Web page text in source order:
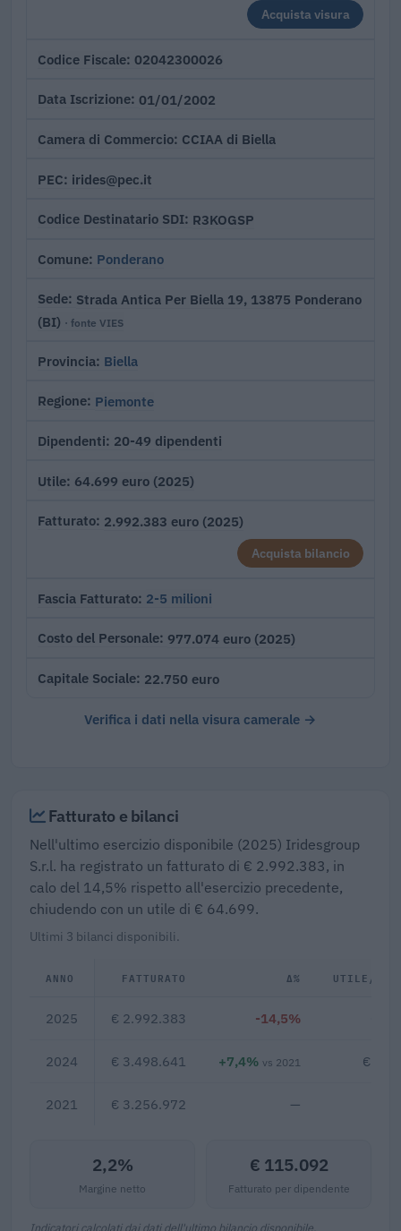
Acquista visura
Codice Fiscale 02042300026
Data Iscrizione 01/01/2002
Camera di Commercio CCIAA di Biella
PEC irides@pec.it
Codice Destinatario SDI R3KOGSP
Comune Ponderano
Sede Strada Antica Per Biella 19, 13875 Ponderano
(BI) · fonte VIES
Provincia Biella
Regione Piemonte
Dipendenti 20-49 dipendenti
Utile 64.699 euro (2025)
Fatturato 2.992.383 euro (2025)
Acquista bilancio
Fascia Fatturato 2-5 milioni
Costo del Personale 977.074 euro (2025)
Capitale Sociale 22.750 euro
Verifica i dati nella visura camerale →
Fatturato e bilanci
Nell'ultimo esercizio disponibile (2025) Iridesgroup
S.r.l. ha registrato un fatturato di € 2.992.383, in
calo del 14,5% rispetto all'esercizio precedente,
chiudendo con un utile di € 64.699.
Ultimi 3 bilanci disponibili.
ANNO FATTURATO Δ% UTILE/
2025 € 2.992.383 -14,5%
2024 € 3.498.641 +7,4% vs 2021 €
2021 € 3.256.972 —
2,2%
Margine netto
€ 115.092
Fatturato per dipendente
Indicatori calcolati dai dati dell'ultimo bilancio disponibile.